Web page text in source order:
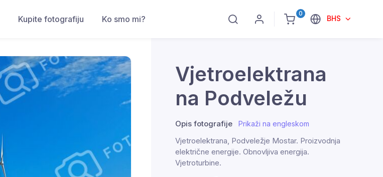
0
BHS
Kupite fotografiju Ko smo mi?
Vjetroelektrana
na Podveležu
Opis fotografije Prikaži na engleskom
Vjetroelektrana, Podveležje Mostar. Proizvodnja
električne energije. Obnovljiva energija.
Vjetroturbine.